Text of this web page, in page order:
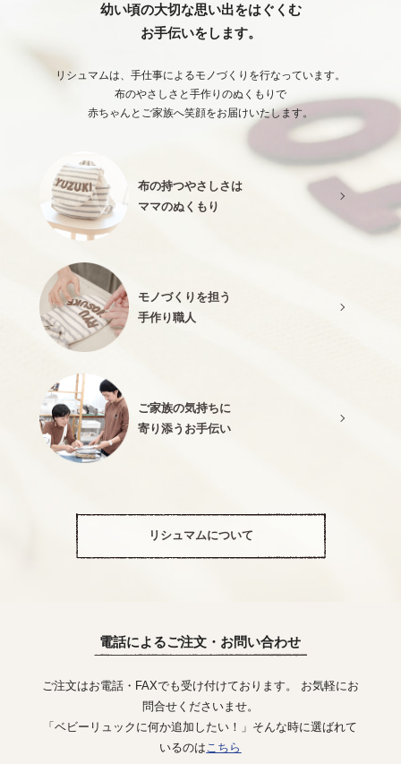
幼い頃の大切な思い出をはぐくむ
お手伝いをします。
リシュマムは、手仕事によるモノづくりを行なっています。
布のやさしさと手作りのぬくもりで
赤ちゃんとご家族へ笑顔をお届けいたします。
布の持つやさしさは
ママのぬくもり
モノづくりを担う
手作り職人
ご家族の気持ちに
寄り添うお手伝い
リシュマムについて
電話によるご注文・お問い合わせ
ご注文はお電話・FAXでも受け付けております。 お気軽にお
問合せくださいませ。
「ベビーリュックに何か追加したい！」そんな時に選ばれて
いるのは こちら